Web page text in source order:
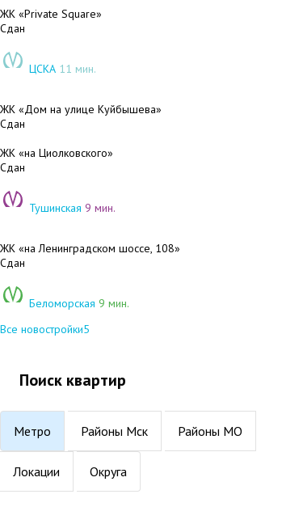
ЖК «Private Square»
Сдан
ЦСКА 11 мин.
ЖК «Дом на улице Куйбышева»
Сдан
ЖК «на Циолковского»
Сдан
Тушинская 9 мин.
ЖК «на Ленинградском шоссе, 108»
Сдан
Беломорская 9 мин.
Все новостройки5
Поиск квартир
Метро Районы Мск Районы МО
Локации Округа